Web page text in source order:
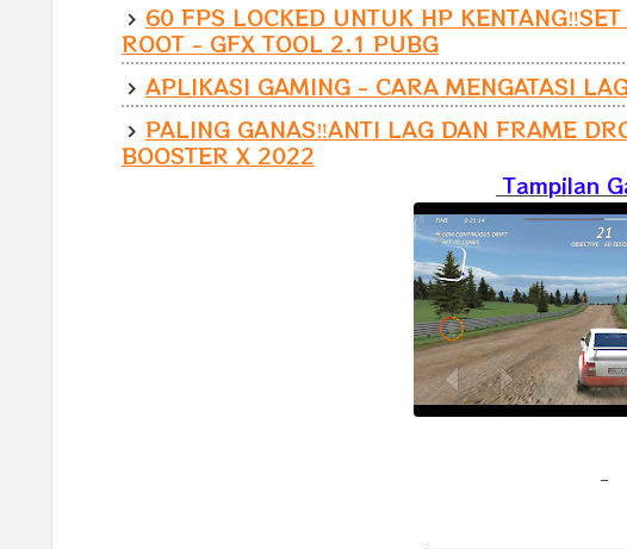
60 FPS LOCKED UNTUK HP
ROOT - GFX TOOL 2.1 PUBG
APLIKASI GAMING - CARA MENGATASI
PALING GANAS‼️ANTI LAG DAN FRAME
BOOSTER X 2022
Tampilan